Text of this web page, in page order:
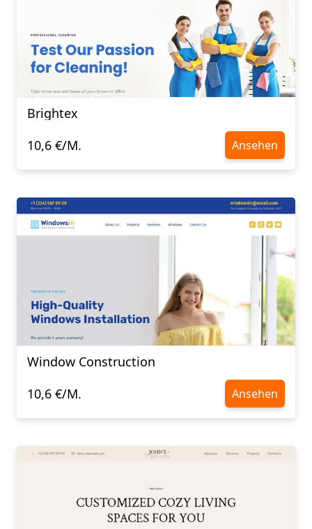
Brightex
10,6 €/M.
Ansehen
Window Construction
10,6 €/M.
Ansehen